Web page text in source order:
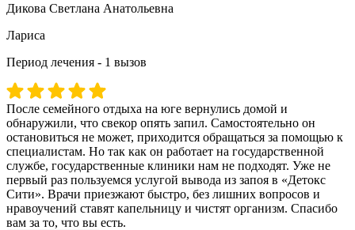
Дикова Светлана Анатольевна
Лариса
Период лечения - 1 вызов
После семейного отдыха на юге вернулись домой и
обнаружили, что свекор опять запил. Самостоятельно он
остановиться не может, приходится обращаться за помощью к
специалистам. Но так как он работает на государственной
службе, государственные клиники нам не подходят. Уже не
первый раз пользуемся услугой вывода из запоя в «Детокс
Сити». Врачи приезжают быстро, без лишних вопросов и
нравоучений ставят капельницу и чистят организм. Спасибо
вам за то, что вы есть.